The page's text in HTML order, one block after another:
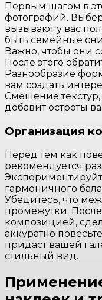
Первым шагом в
фотографий.
вызывают у вас
быть семейные
Важно, чтобы они
После этого
Разнообразие
вам создать
Смешение текстур,
добавит остроты
Организация
Перед тем как
рекомендуется
гармоничного
Убедитесь, что
промежутки.
композицией,
аккуратно
придаст вашей
стильный вид.